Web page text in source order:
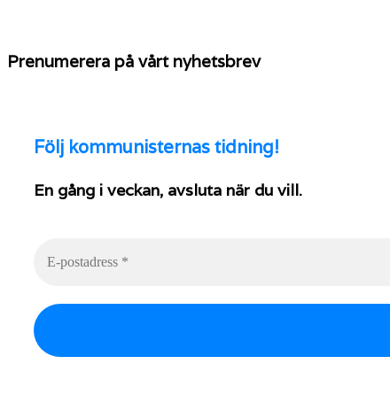
Prenumerera på vårt nyhetsbrev
Följ kommunisternas tidning!
En gång i veckan, avsluta när du vill.